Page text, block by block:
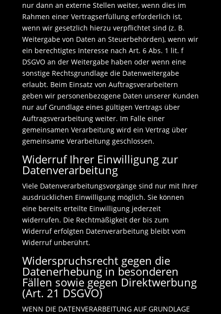
nur dann an externe Stellen weiter, wenn dies im
Rahmen einer Vertragserfüllung erforderlich ist,
wenn wir gesetzlich hierzu verpflichtet sind (z. B.
Weitergabe von Daten an Steuerbehörden), wenn wir
ein berechtigtes Interesse nach Art. 6 Abs. 1 lit. f
DSGVO an der Weitergabe haben oder wenn eine
sonstige Rechtsgrundlage die Datenweitergabe
erlaubt. Beim Einsatz von Auftragsverarbeitern
geben wir personenbezogene Daten unserer Kunden
nur auf Grundlage eines gültigen Vertrags über
Auftragsverarbeitung weiter. Im Falle einer
gemeinsamen Verarbeitung wird ein Vertrag über
gemeinsame Verarbeitung geschlossen.
Widerruf Ihrer Einwilligung zur
Datenverarbeitung
Viele Datenverarbeitungsvorgänge sind nur mit Ihrer
ausdrücklichen Einwilligung möglich. Sie können
eine bereits erteilte Einwilligung jederzeit
widerrufen. Die Rechtmäßigkeit der bis zum
Widerruf erfolgten Datenverarbeitung bleibt vom
Widerruf unberührt.
Widerspruchsrecht gegen die
Datenerhebung in besonderen
Fällen sowie gegen Direktwerbung
(Art. 21 DSGVO)
WENN DIE DATENVERARBEITUNG AUF GRUNDLAGE